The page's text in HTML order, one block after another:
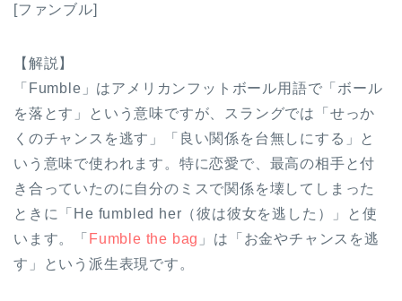
[ファンブル]
【解説】
「Fumble」はアメリカンフットボール用語で「ボール
を落とす」という意味ですが、スラングでは「せっか
くのチャンスを逃す」「良い関係を台無しにする」と
いう意味で使われます。特に恋愛で、最高の相手と付
き合っていたのに自分のミスで関係を壊してしまった
ときに「He fumbled her（彼は彼女を逃した）」と使
います。「 Fumble the bag 」は「お金やチャンスを逃
す」という派生表現です。